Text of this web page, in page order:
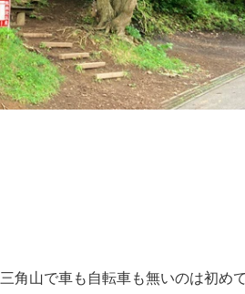
角山で車も自転車も無いのは初めて